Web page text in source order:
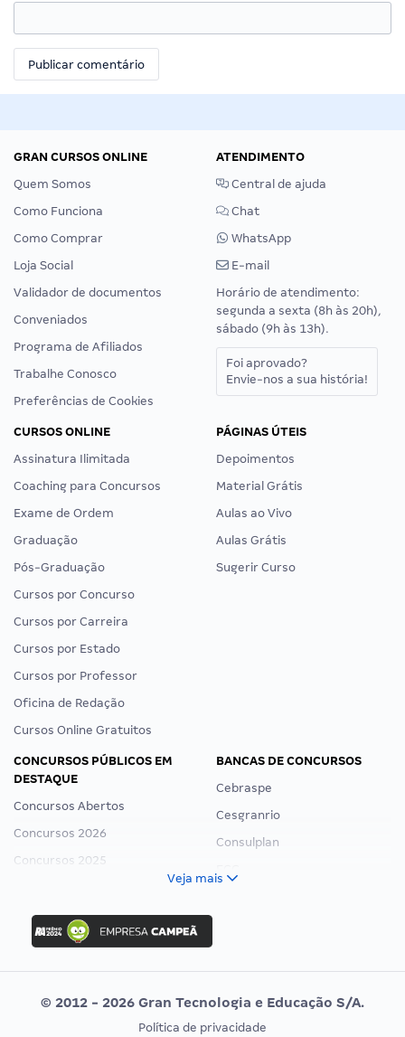
GRAN CURSOS ONLINE
Quem Somos
Como Funciona
Como Comprar
Loja Social
Validador de documentos
Conveniados
Programa de Afiliados
Trabalhe Conosco
Preferências de Cookies
ATENDIMENTO
Central de ajuda
Chat
WhatsApp
E-mail
Horário de atendimento:
segunda a sexta (8h às 20h),
sábado (9h às 13h).
Foi aprovado?
Envie-nos a sua história!
CURSOS ONLINE
Assinatura Ilimitada
Coaching para Concursos
Exame de Ordem
Graduação
Pós-Graduação
Cursos por Concurso
Cursos por Carreira
Cursos por Estado
Cursos por Professor
Oficina de Redação
Cursos Online Gratuitos
PÁGINAS ÚTEIS
Depoimentos
Material Grátis
Aulas ao Vivo
Aulas Grátis
Sugerir Curso
CONCURSOS PÚBLICOS EM
DESTAQUE
Concursos Abertos
Concursos 2026
Concursos 2025
Concurso Ibama
Concurso MPU
Editais publicados
BANCAS DE CONCURSOS
Cebraspe
Cesgranrio
Consulplan
Vunesp
Veja mais
© 2012 - 2026 Gran Tecnologia e Educação S/A.
Política de privacidade